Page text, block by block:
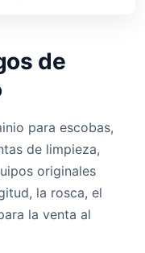
de
para escobas,
de limpieza,
originales
la rosca, el
la venta al